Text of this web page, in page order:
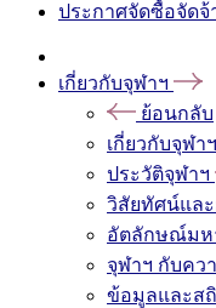
ประกาศจัดซื้อจัดจ้
เกี่ยวกับจุฬาฯ
ย้อนกลับ
เกี่ยวกับจุฬาฯ
ประวัติจุฬาฯ
วิสัยทัศน์แล
อัตลักษณ์มห
จุฬาฯ กับคว
ข้อมูลและส